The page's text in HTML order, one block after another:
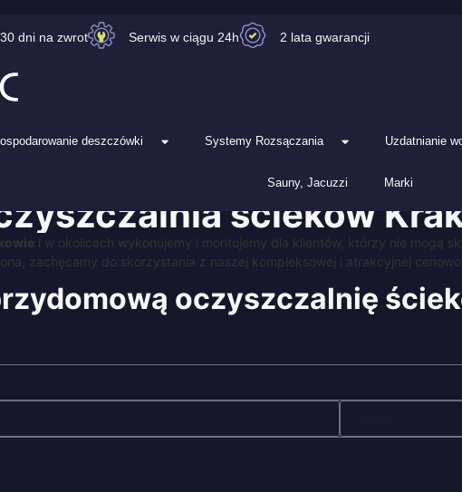
ścieków
i w okolicach wykonujemy i montujemy dla klientów, którzy nie mogą
zachęcamy do skorzystania z naszej kompleksowej i atrakcyjnej cenowo
oczyszczalnię